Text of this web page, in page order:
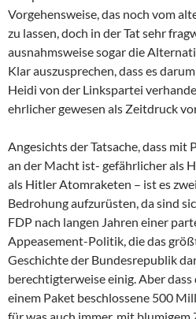
Vorgehensweise, das noch vom
zu lassen, doch in der Tat sehr
ausnahmsweise sogar die
Klar auszusprechen, dass es
Heidi von der Linkspartei
ehrlicher gewesen als Zeitdruck
Angesichts der Tatsache, dass
an der Macht ist- gefährlicher als
als Hitler Atomraketen – ist es
Bedrohung aufzurüsten, da sind
FDP nach langen Jahren einer
Appeasement-Politik, die das
Geschichte der Bundesrepublik
berechtigterweise einig. Aber
einem Paket beschlossene 500